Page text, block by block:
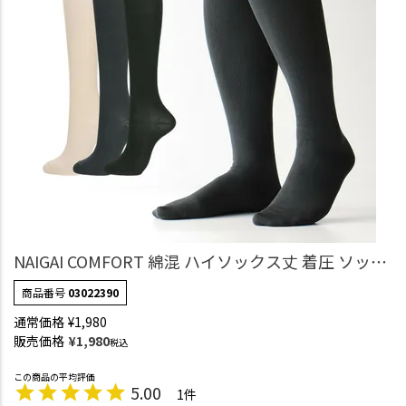
NAIGAI COMFORT 綿混 ハイソックス丈 着圧 ソック
ス （25hPa） サポートフィット レディース 引き締め
効果 【365日最短翌日発送】03022390
商品番号 03022390
通常価格 ¥1,980
販売価格 ¥1,980税込
5.00 1